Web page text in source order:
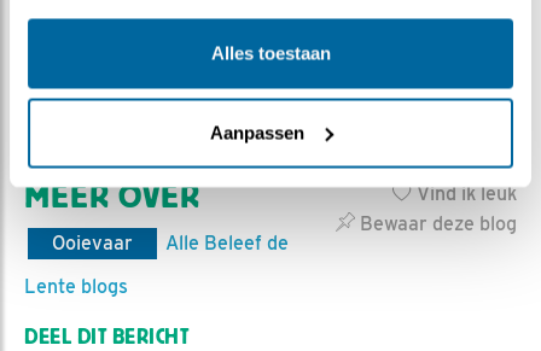
Alles toestaan
Aanpassen
ooievaars lijkt het nu goed te gaan. Het aantal
van STORK
Vind ik leuk
Bewaar deze blog
MEER OVER
Ooievaar
Alle Beleef de
Lente blogs
DEEL DIT BERICHT